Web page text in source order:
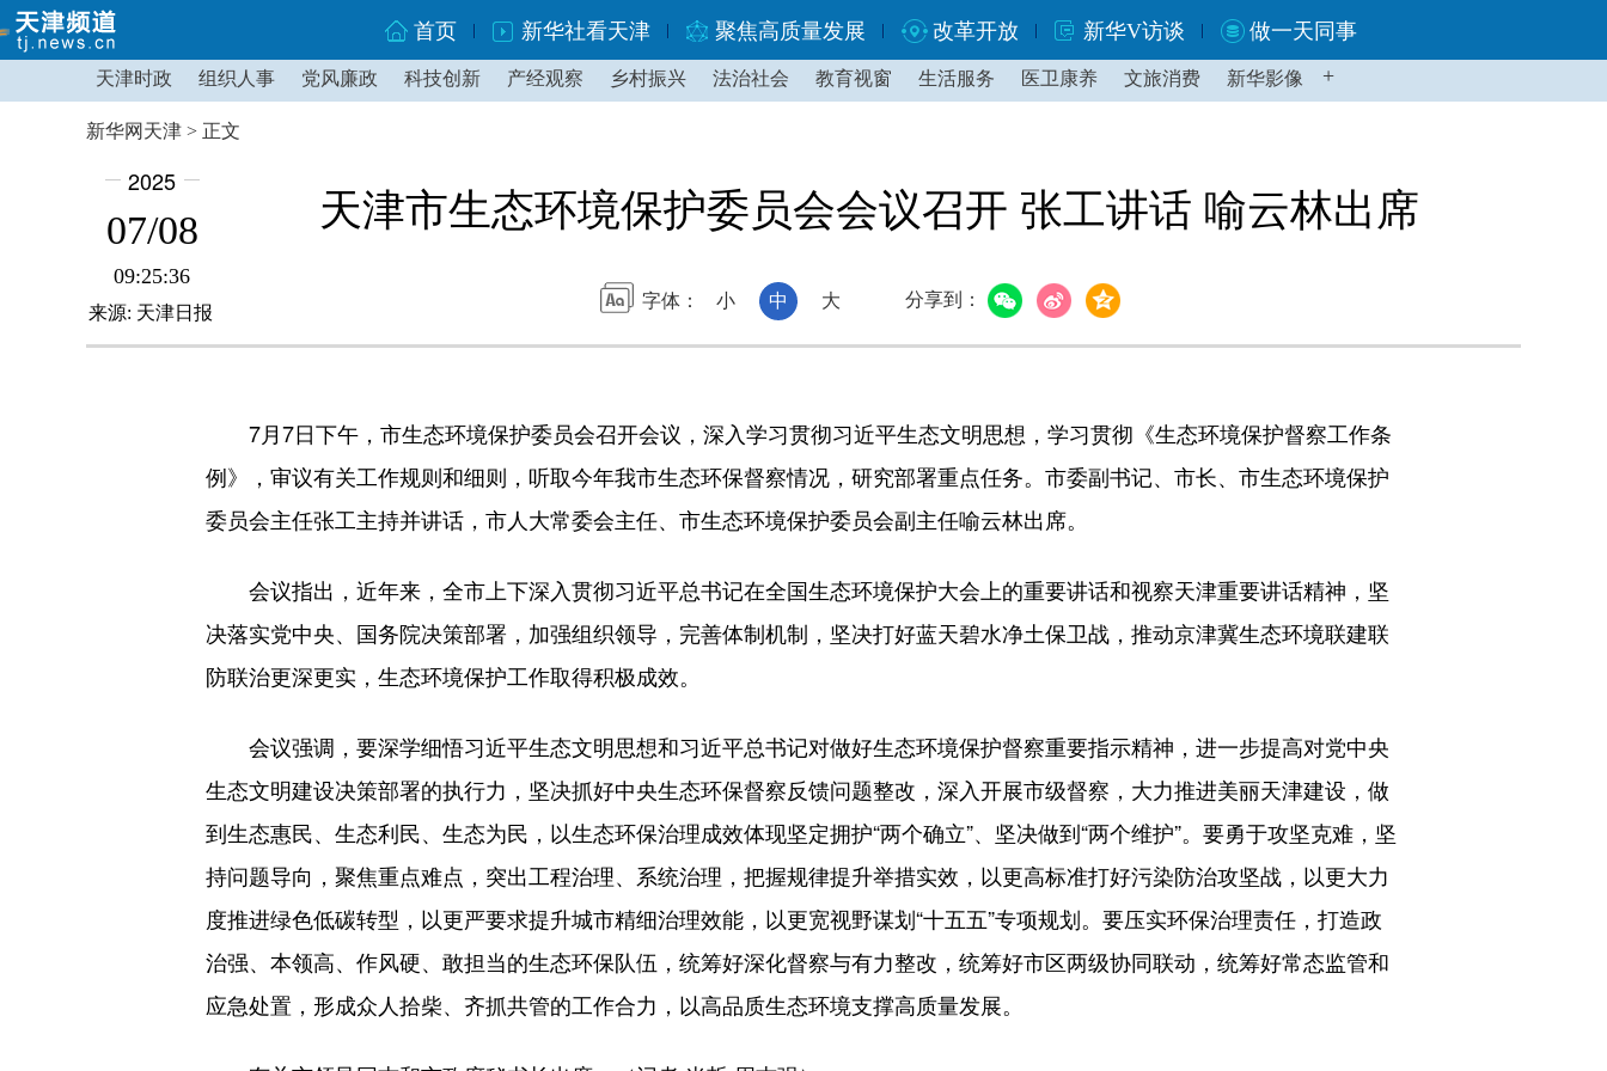
首页 新华社看天津 聚焦高质量发展 改革开放 新华V访谈 做一天同事
天津时政 组织人事 党风廉政 科技创新 产经观察 乡村振兴 法治社会 教育视窗 生活服务 医卫康养 文旅消费 新华影像 +
新华网天津 > 正文
2025
07/08
09:25:36
来源: 天津日报
天津市生态环境保护委员会会议召开 张工讲话 喻云林出席
字体： 小 中 大 分享到：
7月7日下午，市生态环境保护委员会召开会议，深入学习贯彻习近平生态文明思想，学习贯彻《生态环境保护督察工作条
例》，审议有关工作规则和细则，听取今年我市生态环保督察情况，研究部署重点任务。市委副书记、市长、市生态环境保护
委员会主任张工主持并讲话，市人大常委会主任、市生态环境保护委员会副主任喻云林出席。
会议指出，近年来，全市上下深入贯彻习近平总书记在全国生态环境保护大会上的重要讲话和视察天津重要讲话精神，坚
决落实党中央、国务院决策部署，加强组织领导，完善体制机制，坚决打好蓝天碧水净土保卫战，推动京津冀生态环境联建联
防联治更深更实，生态环境保护工作取得积极成效。
会议强调，要深学细悟习近平生态文明思想和习近平总书记对做好生态环境保护督察重要指示精神，进一步提高对党中央
生态文明建设决策部署的执行力，坚决抓好中央生态环保督察反馈问题整改，深入开展市级督察，大力推进美丽天津建设，做
到生态惠民、生态利民、生态为民，以生态环保治理成效体现坚定拥护“两个确立”、坚决做到“两个维护”。要勇于攻坚克难，坚
持问题导向，聚焦重点难点，突出工程治理、系统治理，把握规律提升举措实效，以更高标准打好污染防治攻坚战，以更大力
度推进绿色低碳转型，以更严要求提升城市精细治理效能，以更宽视野谋划“十五五”专项规划。要压实环保治理责任，打造政
治强、本领高、作风硬、敢担当的生态环保队伍，统筹好深化督察与有力整改，统筹好市区两级协同联动，统筹好常态监管和
应急处置，形成众人拾柴、齐抓共管的工作合力，以高品质生态环境支撑高质量发展。